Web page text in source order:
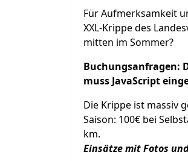
Für Aufmerksamkeit
XXL-Krippe des
mitten im Sommer?
Buchungsanfragen:
muss JavaScript
Die Krippe ist massiv
Saison: 100€ bei
km.
Einsätze mit Fotos